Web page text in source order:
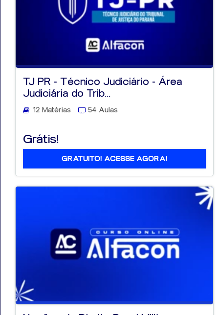
TJ PR - Técnico Judiciário - Área
Judiciária do Trib...
12 Matérias 54 Aulas
Grátis!
GRATUITO! ACESSE AGORA!